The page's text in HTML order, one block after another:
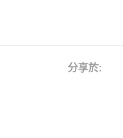
分享於: